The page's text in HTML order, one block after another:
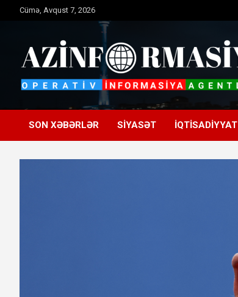
Cümə, Avqust 7, 2026
Azinformasiya
SON XƏBƏRLƏR SIYASƏT İQTISADIYYAT